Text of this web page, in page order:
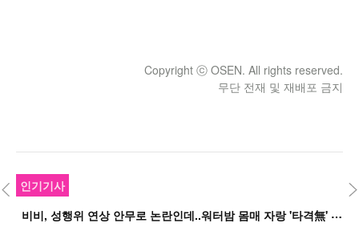
Copyright ⓒ OSEN. All rights reserved.
무단 전재 및 재배포 금지
인기기사
비
비, 성행위 연상 안무로 논란인데..워터밤 몸매 자랑 '타격無' 근황